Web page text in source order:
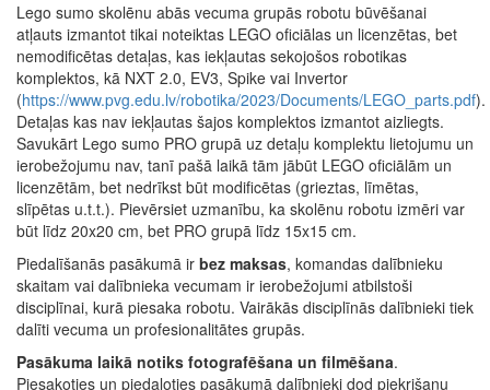
Lego sumo skolēnu abās vecuma grupās robotu būvēšanai
atļauts izmantot tikai noteiktas LEGO oficiālas un licenzētas, bet
nemodificētas detaļas, kas iekļautas sekojošos robotikas
komplektos, kā NXT 2.0, EV3, Spike vai Invertor
(https://www.pvg.edu.lv/robotika/2023/Documents/LEGO_parts.pdf).
Detaļas kas nav iekļautas šajos komplektos izmantot aizliegts.
Savukārt Lego sumo PRO grupā uz detaļu komplektu lietojumu un
ierobežojumu nav, tanī pašā laikā tām jābūt LEGO oficiālām un
licenzētām, bet nedrīkst būt modificētas (grieztas, līmētas,
slīpētas u.t.t.). Pievērsiet uzmanību, ka skolēnu robotu izmēri var
būt līdz 20x20 cm, bet PRO grupā līdz 15x15 cm.
Piedalīšanās pasākumā ir bez maksas, komandas dalībnieku
skaitam vai dalībnieka vecumam ir ierobežojumi atbilstoši
disciplīnai, kurā piesaka robotu. Vairākās disciplīnās dalībnieki tiek
dalīti vecuma un profesionalitātes grupās.
Pasākuma laikā notiks fotografēšana un filmēšana.
Piesakoties un piedaloties pasākumā dalībnieki dod piekrišanu